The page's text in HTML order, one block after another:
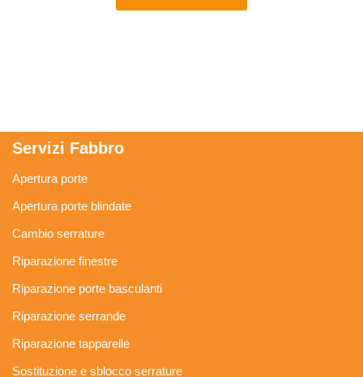
Servizi Fabbro
Apertura porte
Apertura porte blindate
Cambio serrature
Riparazione finestre
Riparazione porte basculanti
Riparazione serrande
Riparazione tapparelle
Sostituzione e sblocco serrature